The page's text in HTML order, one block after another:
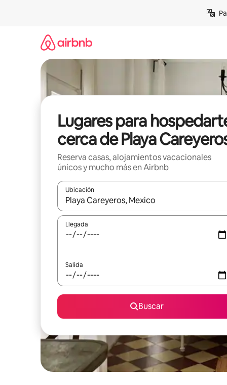
Lugares para
cerca de Playa
Reserva casas, alojamientos vacacionales
únicos y mucho más en Airbnb
Ubicación
Cuando los resultados estén disponibles, podrás
Llegada
Salida
Buscar